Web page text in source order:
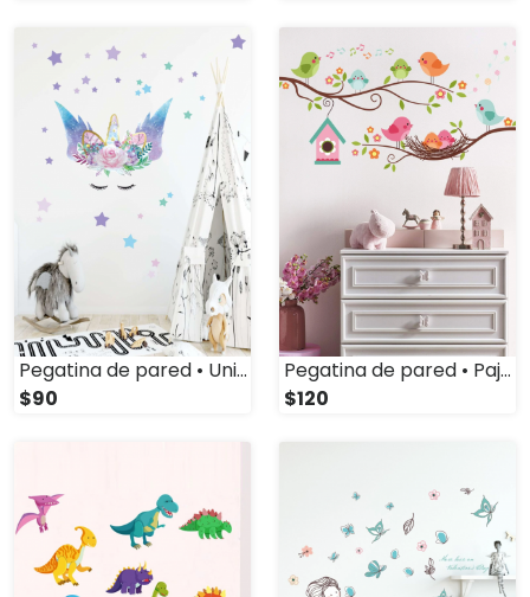
Pegatina de pared • Unicornio
$90
Pegatina de pared • Pajaritos
$120